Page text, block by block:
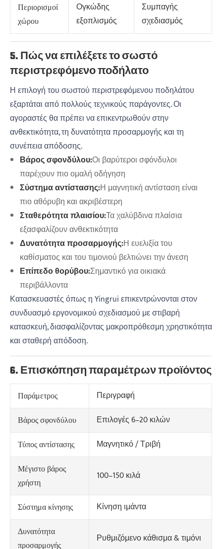
Περιορισμοί
χώρου
Ογκώδης
εξοπλισμός
Συμπαγής
σχεδιασμός
5. Πώς να επιλέξετε το σωστό
περιστρεφόμενο ποδήλατο
Η επιλογή του σωστού περιστρεφόμενου ποδηλάτου
εξαρτάται από πολλούς τεχνικούς παράγοντες. Οι
αγοραστές θα πρέπει να επικεντρωθούν στην
ανθεκτικότητα, τη δυνατότητα προσαρμογής και τη
συνέπεια απόδοσης.
Βάρος σφονδύλου:Οι βαρύτεροι σφόνδυλοι
παρέχουν πιο ομαλή οδήγηση
Σύστημα αντίστασης:Η μαγνητική αντίσταση είναι
πιο αθόρυβη και ακριβέστερη
Σταθερότητα πλαισίου:Τα χαλύβδινα πλαίσια
εξασφαλίζουν ανθεκτικότητα
Δυνατότητα προσαρμογής:Η ευελιξία του
καθίσματος και του τιμονιού βελτιώνει την άνεση
Επίπεδο θορύβου:Σημαντικό για οικιακά
περιβάλλοντα
Κατασκευαστές όπως η Yingrui επικεντρώνονται στον
συνδυασμό εργονομικού σχεδιασμού με στιβαρή
κατασκευή, διασφαλίζοντας μακροπρόθεσμη χρηστικότητα
και σταθερή απόδοση.
6. Επισκόπηση παραμέτρων προϊόντος
Παράμετρος Περιγραφή
Βάρος σφονδύλου Επιλογές 6–20 κιλών
Τύπος αντίστασης Μαγνητικό / Τριβή
Μέγιστο βάρος
χρήστη
100–150 κιλά
Σύστημα κίνησης Κίνηση ιμάντα
Δυνατότητα
προσαρμογής
Ρυθμιζόμενο κάθισμα & τιμόνι